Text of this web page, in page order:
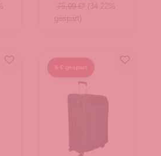
75,99 €* (34.22%
gespart)
6 € gespart